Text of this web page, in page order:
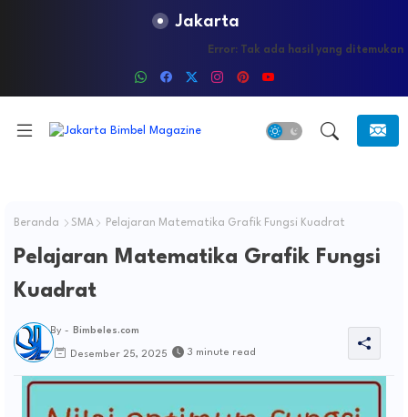
Jakarta
Error: Tak ada hasil yang ditemukan
Beranda SMA Pelajaran Matematika Grafik Fungsi Kuadrat
Pelajaran Matematika Grafik Fungsi
Kuadrat
By - Bimbeles.com
Desember 25, 2025 3 minute read